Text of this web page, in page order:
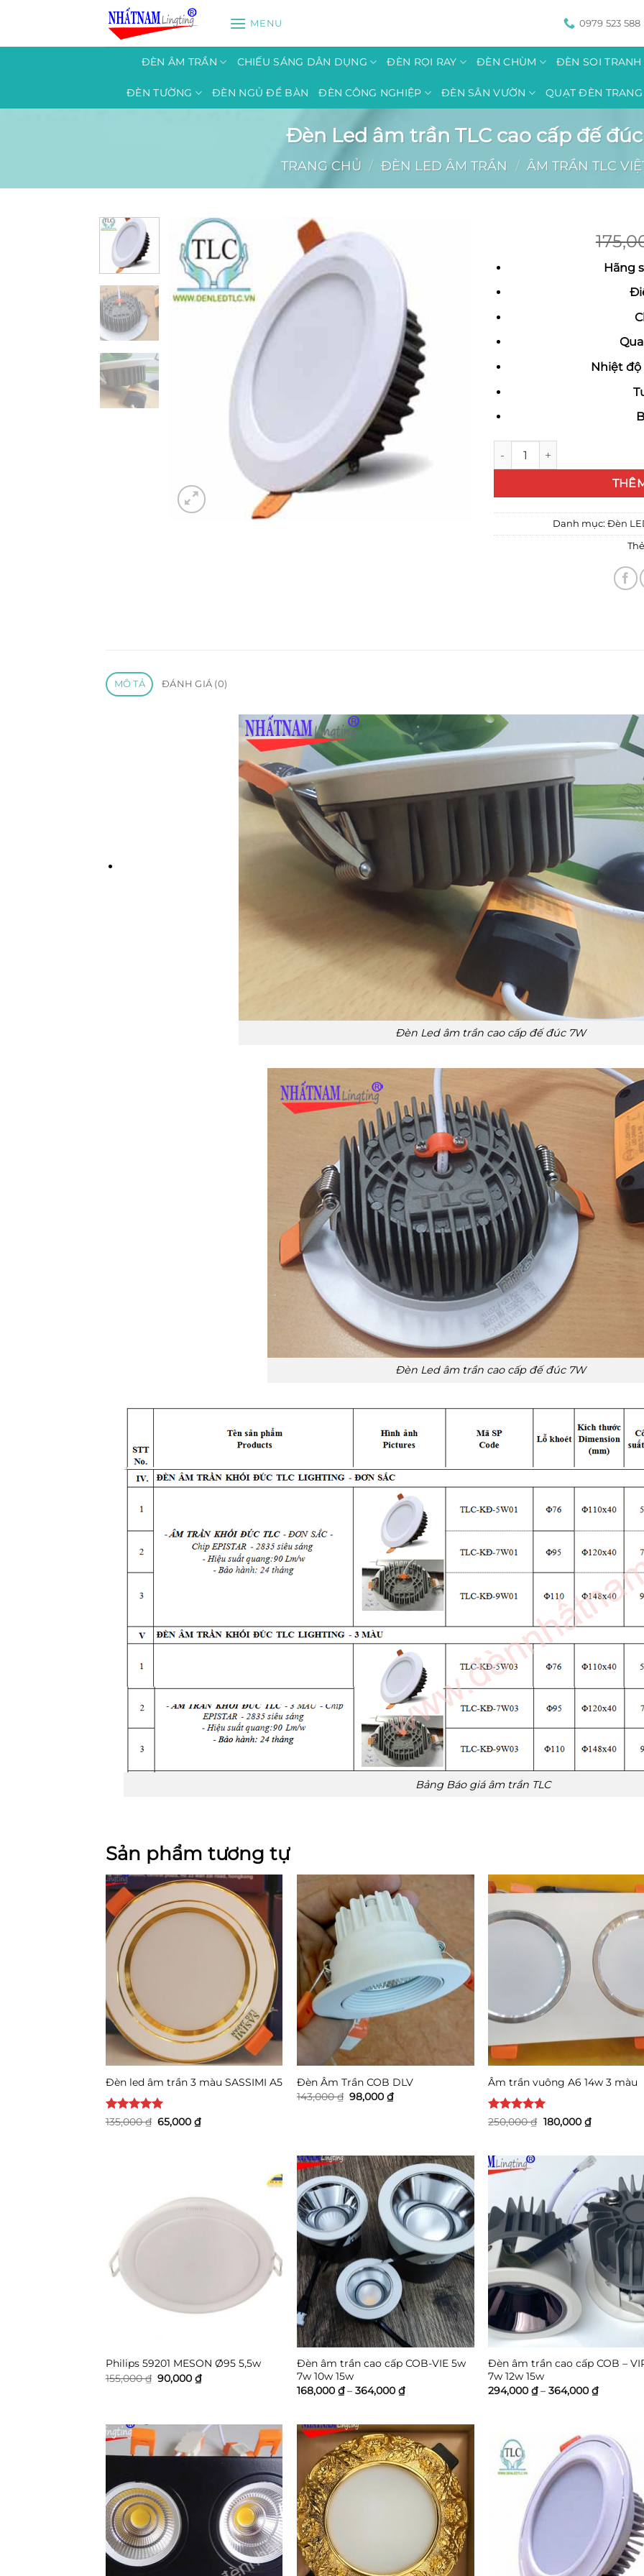
nội
MENU 0979 523 588
ĐÈN ÂM TRẦN CHIẾU SÁNG DÂN DỤNG ĐÈN RỌI RAY ĐÈN CHÙM ĐÈN SOI
ĐÈN TƯỜNG ĐÈN NGỦ ĐỂ BÀN ĐÈN CÔNG NGHIỆP ĐÈN SÂN VƯỜN QUẠT ĐÈN TRANG
Đèn Led âm trần TLC cao cấp đế
TRANG CHỦ / ĐÈN LED ÂM TRẦN / ÂM TRẦN TLC
Hãng
Nhiệt độ
Đèn Led âm trần TLC cao
Danh mục: Đèn
MÔ TẢ ĐÁNH GIÁ (0)
Đèn Led âm trần cao cấp đế đúc 7W
Đèn Led âm trần cao cấp đế đúc 7W
Bảng Báo giá âm trần TLC
Sản phẩm tương tự
Đèn led âm trần 3 màu SASSIMI A5
Được xếp
135,000₫ Giá
65,000₫Giá
Đèn Âm Trần COB DLV
143,000₫ Giá
98,000₫Giá
Âm trần vuông A6 14w 3 màu
Được xếp
250,000₫ Giá
180,000₫Giá
180,000 ₫.
Philips 59201 MESON Ø95 5,5w
155,000₫ Giá
gốc
90,000₫Giá
hiện
Đèn âm trần cao cấp COB-VIE 5w
7w 10w 15w
168,000₫ – 364,000₫Khoảng
giá:
đến
364,000 ₫
Đèn âm trần cao cấp COB –
7w 12w 15w
294,000₫ – 364,000₫Khoảng
giá:
364,000 ₫